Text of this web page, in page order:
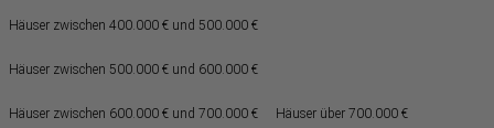
Häuser zwischen 400.000 € und 500.000 €
Häuser zwischen 500.000 € und 600.000 €
Häuser zwischen 600.000 € und 700.000 € Häuser über 700.000 €